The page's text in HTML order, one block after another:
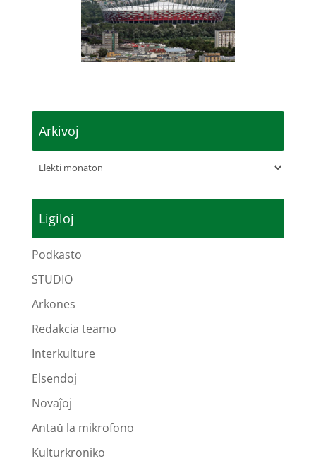
Arkivoj
Arkivoj
Ligiloj
Podkasto
STUDIO
Arkones
Redakcia teamo
Interkulture
Elsendoj
Novaĵoj
Antaŭ la mikrofono
Kulturkroniko